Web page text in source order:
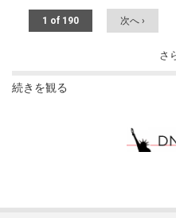
1 of 190 次へ ›
さ
続きを観る